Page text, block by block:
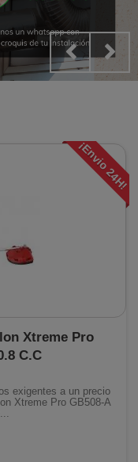
¡Envio 24H!
Xtreme Pro
C.C
exigentes a un precio
Xtreme Pro GB508-A